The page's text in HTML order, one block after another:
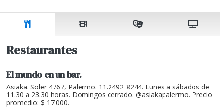
Restaurantes
El mundo en un bar.
Asiaka. Soler 4767, Palermo. 11.2492-8244. Lunes a sábados de
11.30 a 23.30 horas. Domingos cerrado. @asiakapalermo. Precio
promedio: $ 17.000.